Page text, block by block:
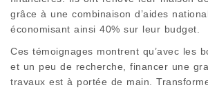
grâce à une combinaison d’aides
économisant ainsi 40% sur leur budget.
Ces témoignages montrent qu’avec les
et un peu de recherche, financer une
travaux est à portée de main.